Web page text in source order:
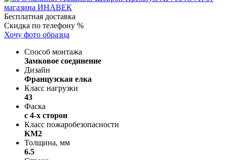
Бесплатная доставка
Скидка по телефону %
Хочу фото образца
Способ монтажа
Замковое соединение
Дизайн
Французская елка
Класс нагрузки
43
Фаска
с 4-х сторон
Класс пожаробезопасности
КМ2
Толщина, мм
6.5